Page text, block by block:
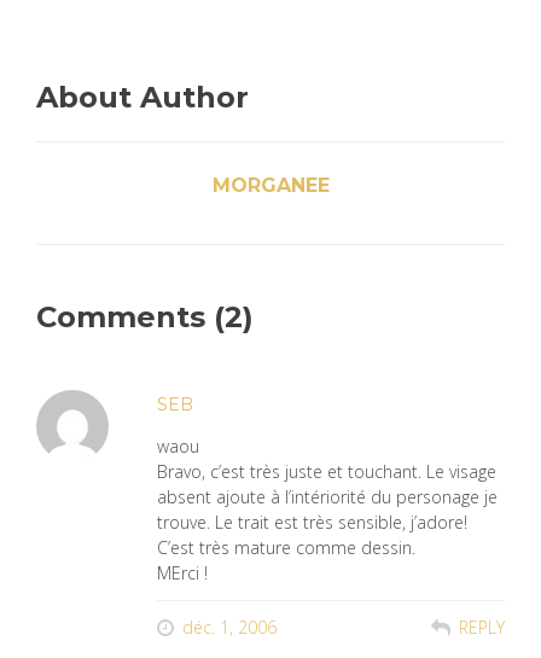
About Author
MORGANEE
Comments (2)
SEB
waou
Bravo, c’est très juste et touchant. Le visage
absent ajoute à l’intériorité du personage je
trouve. Le trait est très sensible, j’adore!
C’est très mature comme dessin.
MErci !
déc. 1, 2006 REPLY